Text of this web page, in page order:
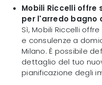
Mobili Riccelli offre
per l'arredo bagno
Sì, Mobili Riccelli
e consulenze a
Milano. È possibile
dettaglio del tuo
pianificazione degli